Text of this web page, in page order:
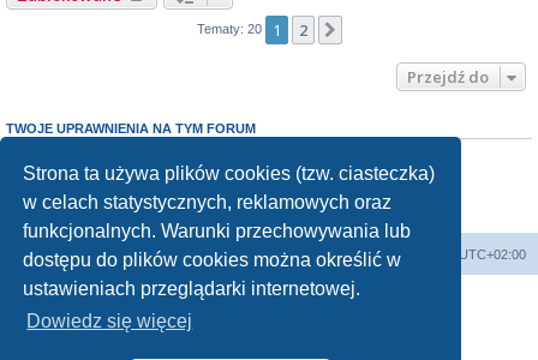
Strona ta używa plików cookies (tzw. ciasteczka)
w celach statystycznych, reklamowych oraz
funkcjonalnych. Warunki przechowywania lub
dostępu do plików cookies można określić w
ustawieniach przeglądarki internetowej.
Dowiedz się więcej
Tematy: 20 1 2
Przejdź do
TWOJE UPRAWNIENIA NA TYM FORUM
Nie możesz odpowiadać w tematach
Nie możesz zmieniać swoich postów
Nie możeszusuwać swoich postów
Forum Bike Łódź - Forum Rowerowe Łódź - Forum Szosowe - Forum MTB Strona Główna Strefa czasowa UTC+02:00
Linki partnerskie: strony www lodz Fotografia Analogowa